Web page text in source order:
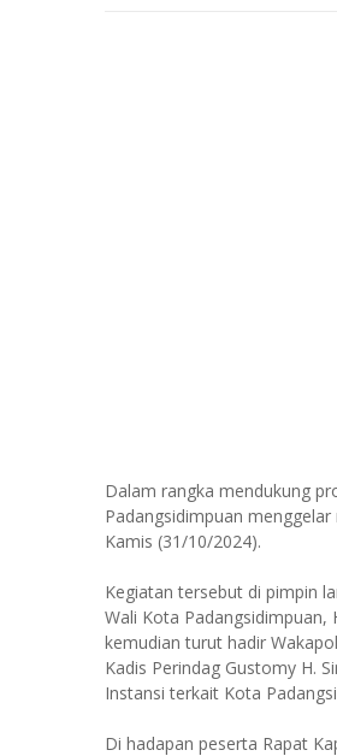
Dalam rangka mendukung
Padangsidimpuan
Kamis (31/10/2024).
Kegiatan tersebut di pimpin
Wali Kota Padangsidimpuan,
kemudian turut hadir
Kadis Perindag Gustomy H.
Instansi terkait Kota
Di hadapan peserta Rapat